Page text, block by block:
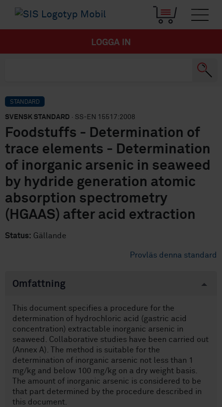
LOGGA IN
STANDARD
SVENSK STANDARD · SS-EN 15517:2008
Foodstuffs - Determination of
trace elements - Determination
of inorganic arsenic in seaweed
by hydride generation atomic
absorption spectrometry
(HGAAS) after acid extraction
Status: Gällande
Provläs denna standard
Omfattning
This document specifies a procedure for the
determination of hydrochloric acid (gastric acid
concentration) extractable inorganic arsenic in
seaweed. Collaborative studies have been carried out
(Annex A). The method is suitable for the
determination of inorganic arsenic not less than 1
mg/kg and below 100 mg/kg on a dry weight basis.
The amount of inorganic arsenic is considered to be
that part determined by the procedure described in
this document.